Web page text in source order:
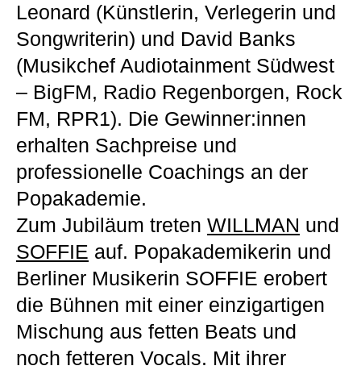
Leonard (Künstlerin, Verlegerin und
Songwriterin) und David Banks
(Musikchef Audiotainment Südwest
– BigFM, Radio Regenborgen, Rock
FM, RPR1). Die Gewinner:innen
erhalten Sachpreise und
professionelle Coachings an der
Popakademie.
Zum Jubiläum treten WILLMAN und
SOFFIE auf. Popakademikerin und
Berliner Musikerin SOFFIE erobert
die Bühnen mit einer einzigartigen
Mischung aus fetten Beats und
noch fetteren Vocals. Mit ihrer